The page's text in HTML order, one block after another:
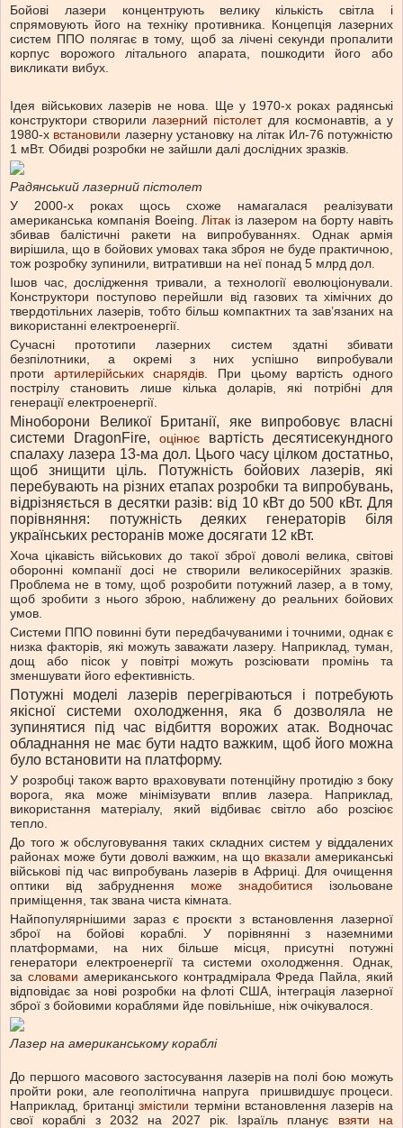
Бойові лазери концентрують велику кількість світла і
спрямовують його на техніку противника. Концепція лазерних
систем ППО полягає в тому, щоб за лічені секунди пропалити
корпус ворожого літального апарата, пошкодити його або
викликати вибух.
Ідея військових лазерів не нова. Ще у 1970-х роках радянські
конструктори створилилазерний пістолетдля космонавтів, а у
1980-х встановили лазерну установку на літак Ил-76 потужністю
1 мВт. Обидві розробки не зайшли далі дослідних зразків.
Радянський лазерний пістолет
У 2000-х роках щось схоже намагалася реалізувати
американська компанія Boeing.Літак із лазером на борту навіть
збивав балістичні ракети на випробуваннях. Однак армія
вирішила, що в бойових умовах така зброя не буде практичною,
тож розробку зупинили, витративши на неї понад 5 млрд дол.
Ішов час, дослідження тривали, а технології еволюціонували.
Конструктори поступово перейшли від газових та хімічних до
твердотільних лазерів, тобто більш компактних та зав’язаних на
використанні електроенергії.
Сучасні прототипи лазерних систем здатні збивати
безпілотники, а окремі з них успішно випробували
проти артилерійських снарядів. При цьому вартість одного
пострілу становить лише кілька доларів, які потрібні для
генерації електроенергії.
Міноборони Великої Британії, яке випробовує власні
системи DragonFire, оцінює вартість десятисекундного
спалаху лазера 13-ма дол. Цього часу цілком достатньо,
щоб знищити ціль. Потужність бойових лазерів, які
перебувають на різних етапах розробки та випробувань,
відрізняється в десятки разів: від 10 кВт до 500 кВт. Для
порівняння: потужність деяких генераторів біля
українських ресторанів може досягати 12 кВт.
Хоча цікавість військових до такої зброї доволі велика, світові
оборонні компанії досі не створили великосерійних зразків.
Проблема не в тому, щоб розробити потужний лазер, а в тому,
щоб зробити з нього зброю, наближену до реальних бойових
умов.
Системи ППО повинні бути передбачуваними і точними, однак є
низка факторів, які можуть заважати лазеру. Наприклад, туман,
дощ або пісок у повітрі можуть розсіювати промінь та
зменшувати його ефективність.
Потужні моделі лазерів перегріваються і потребують
якісної системи охолодження, яка б дозволяла не
зупинятися під час відбиття ворожих атак. Водночас
обладнання не має бути надто важким, щоб його можна
було встановити на платформу.
У розробці також варто враховувати потенційну протидію з боку
ворога, яка може мінімізувати вплив лазера. Наприклад,
використання матеріалу, який відбиває світло або розсіює
тепло.
До того ж обслуговування таких складних систем у віддалених
районах може бути доволі важким, на що вказали американські
військові під час випробувань лазерів в Африці. Для очищення
оптики від забруднення може знадобитися ізольоване
приміщення, так звана чиста кімната.
Найпопулярнішими зараз є проєкти з встановлення лазерної
зброї на бойові кораблі. У порівнянні з наземними
платформами, на них більше місця, присутні потужні
генератори електроенергії та системи охолодження. Однак,
за словами американського контрадмірала Фреда Пайла, який
відповідає за нові розробки на флоті США, інтеграція лазерної
зброї з бойовими кораблями йде повільніше, ніж очікувалося.
Лазер на американському кораблі
До першого масового застосування лазерів на полі бою можуть
пройти роки, але геополітична напруга пришвидшує процеси.
Наприклад, британцізмістили терміни встановлення лазерів на
свої кораблі з 2032 на 2027 рік. Ізраїль планує взяти на